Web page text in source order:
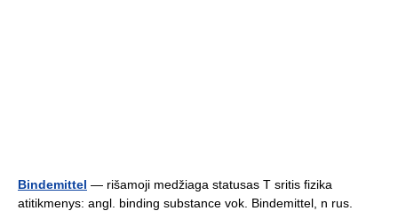
Bindemittel — rišamoji medžiaga statusas T sritis fizika
atitikmenys: angl. binding substance vok. Bindemittel, n rus.